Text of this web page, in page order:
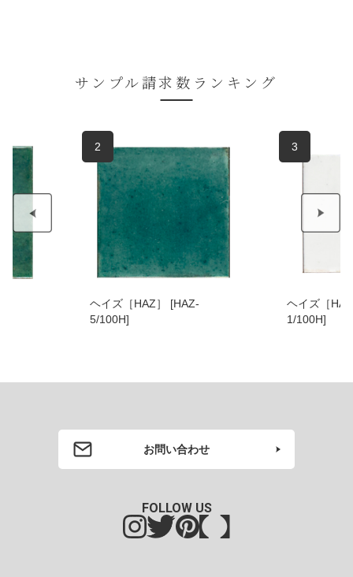
サンプル請求数ランキング
ヘイズ［HAZ］ [HAZ-
5/100H]
ヘイズ［HAZ］ [HAZ-
1/100H]
お問い合わせ
FOLLOW US